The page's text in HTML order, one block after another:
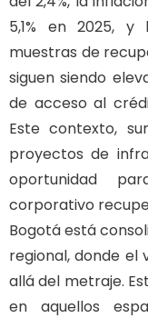
5,1% en 2025,
muestras de
siguen siendo
de acceso al
Este contexto,
proyectos de
oportunidad
corporativo
Bogotá está
regional, donde el
allá del metraje.
en aquellos